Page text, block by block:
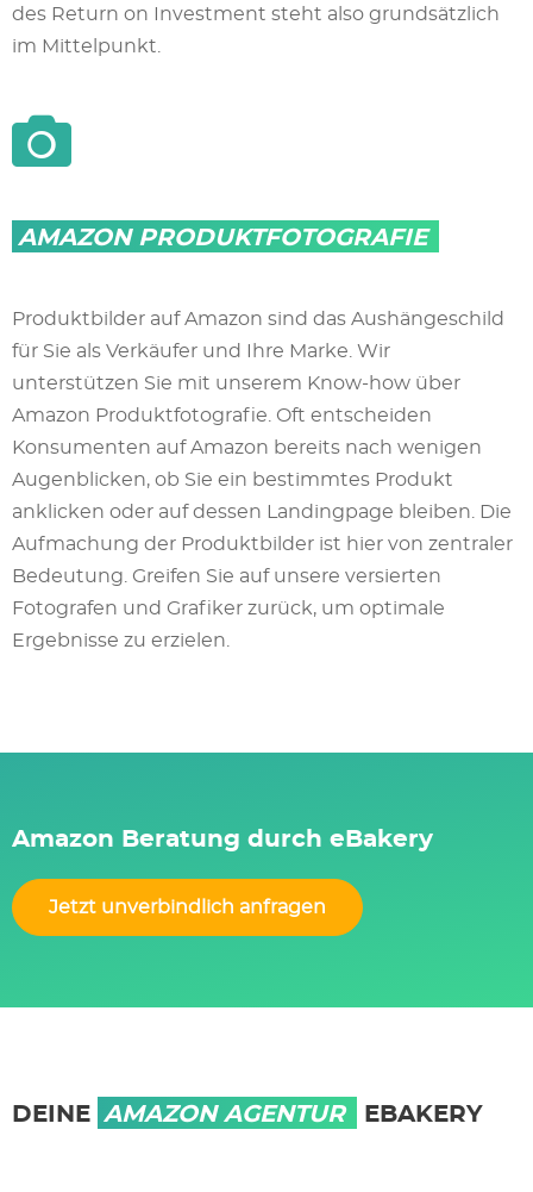
des Return on Investment steht also grundsätzlich
im Mittelpunkt.
AMAZON PRODUKTFOTOGRAFIE
Produktbilder auf Amazon sind das Aushängeschild
für Sie als Verkäufer und Ihre Marke. Wir
unterstützen Sie mit unserem Know-how über
Amazon Produktfotografie. Oft entscheiden
Konsumenten auf Amazon bereits nach wenigen
Augenblicken, ob Sie ein bestimmtes Produkt
anklicken oder auf dessen Landingpage bleiben. Die
Aufmachung der Produktbilder ist hier von zentraler
Bedeutung. Greifen Sie auf unsere versierten
Fotografen und Grafiker zurück, um optimale
Ergebnisse zu erzielen.
Amazon Beratung durch eBakery
Jetzt unverbindlich anfragen
DEINE AMAZON AGENTUR EBAKERY